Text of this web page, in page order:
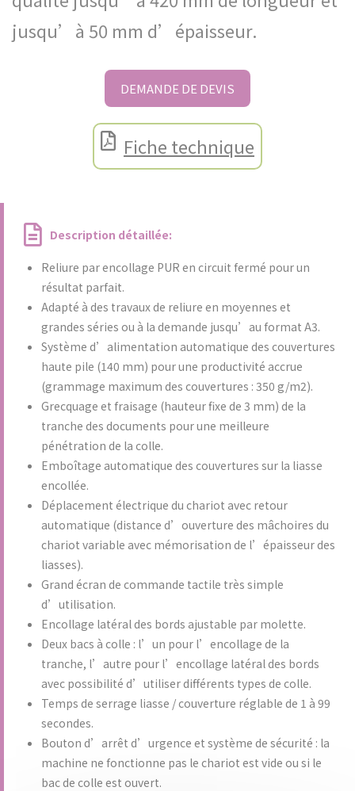
jusqu’à 50 mm d’épaisseur.
DEMANDE DE DEVIS
Fiche technique
Description détaillée:
Reliure par encollage PUR en circuit fermé pour un
résultat parfait.
Adapté à des travaux de reliure en moyennes et
grandes séries ou à la demande jusqu’au format A3.
Système d’alimentation automatique des couvertures
haute pile (140 mm) pour une productivité accrue
(grammage maximum des couvertures : 350 g/m2).
Grecquage et fraisage (hauteur fixe de 3 mm) de la
tranche des documents pour une meilleure
pénétration de la colle.
Emboîtage automatique des couvertures sur la liasse
encollée.
Déplacement électrique du chariot avec retour
automatique (distance d’ouverture des mâchoires du
chariot variable avec mémorisation de l’épaisseur des
liasses).
Grand écran de commande tactile très simple
d’utilisation.
Encollage latéral des bords ajustable par molette.
Deux bacs à colle : l’un pour l’encollage de la
tranche, l’autre pour l’encollage latéral des bords
avec possibilité d’utiliser différents types de colle.
Temps de serrage liasse / couverture réglable de 1 à 99
secondes.
Bouton d’arrêt d’urgence et système de sécurité : la
machine ne fonctionne pas le chariot est vide ou si le
bac de colle est ouvert.